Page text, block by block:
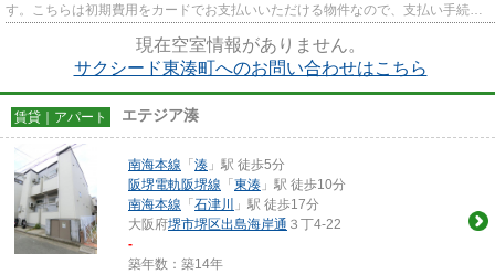
す。こちらは初期費用をカードでお支払いいただける物件なので、支払い手続き
現在空室情報がありません。
サクシード東湊町へのお問い合わせはこちら
賃貸｜アパート エテジア湊
南海本線 「 湊 」駅 徒歩5分
阪堺電軌阪堺線 「 東湊 」駅 徒歩10分
南海本線 「 石津川
」駅 徒歩17分
大阪府堺市堺区出島海岸通 ３丁4-22
-
築年数：築14年